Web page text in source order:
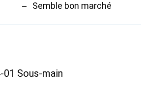
Semble bon marché
01 Sous-main